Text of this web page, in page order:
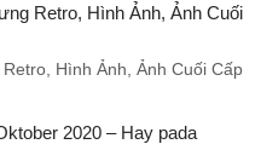
Hình Ảnh, Ảnh Cuối Cấp
2020 – Hay pada